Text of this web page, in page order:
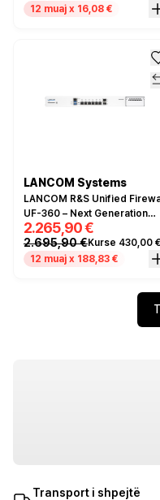
12 muaj x 16,08 €
LANCOM Systems
LANCOM R&S Unified
UF-360 – Next Generation
Firewall, 6x Gigabit Ethernet,
2x SFP+, IPS/IDS, VPN
Gateway, Rackmount
2.265,90 €
2.695,90 €Kurse 430,00 €
12 muaj x 188,83 €
Transport i shpejtë